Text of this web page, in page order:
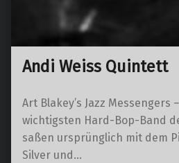
Andi Weiss Quintett
Art Blakey’s Jazz Messengers
wichtigsten Hard-Bop-Band
saßen ursprünglich mit dem
Silver und…